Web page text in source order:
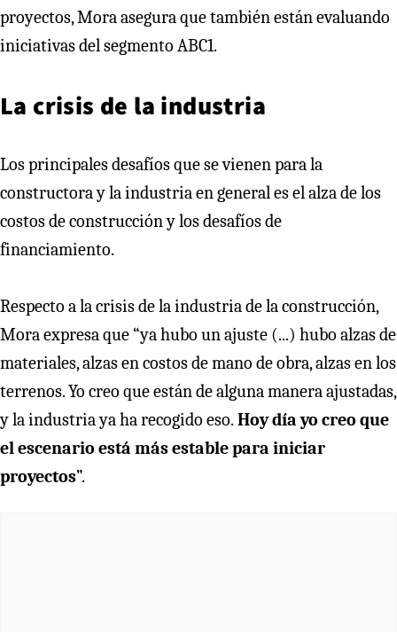
proyectos, Mora asegura que también están evaluando
iniciativas del segmento ABC1.
La crisis de la industria
Los principales desafíos que se vienen para la
constructora y la industria en general es el alza de los
costos de construcción y los desafíos de
financiamiento.
Respecto a la crisis de la industria de la construcción,
Mora expresa que “ya hubo un ajuste (...) hubo alzas de
materiales, alzas en costos de mano de obra, alzas en los
terrenos. Yo creo que están de alguna manera ajustadas,
y la industria ya ha recogido eso. Hoy día yo creo que
el escenario está más estable para iniciar
proyectos”.